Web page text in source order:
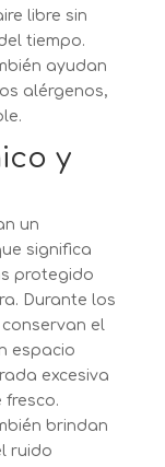
libre sin
tiempo.
ayudan
alérgenos,
y
un
significa
protegido
Durante los
el
espacio
excesiva
fresco.
brindan
ruido